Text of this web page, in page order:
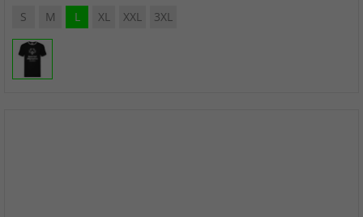
S M L XL XXL 3XL